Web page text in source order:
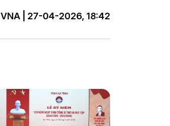
VNA | 27-04-2026, 18:42